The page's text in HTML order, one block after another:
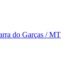
do Garças / MT